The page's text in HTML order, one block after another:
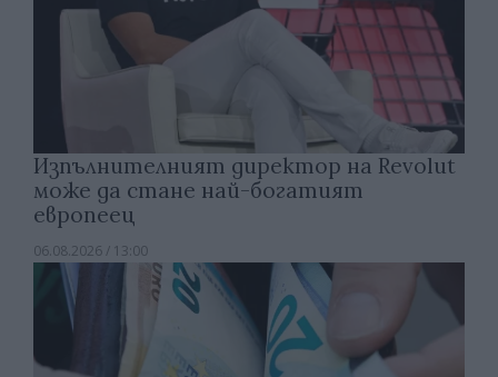
Изпълнителният директор на Revolut
може да стане най-богатият
европеец
06.08.2026 / 13:00